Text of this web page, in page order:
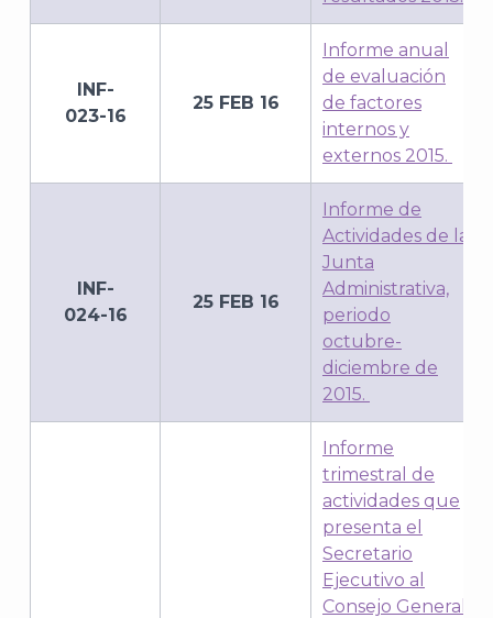
INF-
023-16
25 FEB 16
Informe anual
de evaluación
de factores
internos y
externos 2015.
INF-
024-16
25 FEB 16
Informe de
Actividades de la
Junta
Administrativa,
periodo
octubre-
diciembre de
2015.
Informe
trimestral de
actividades que
presenta el
Secretario
Ejecutivo al
Consejo General